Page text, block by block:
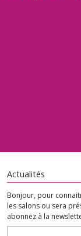
Actualités
Bonjour, pour
les salons ou sera
abonnez à la